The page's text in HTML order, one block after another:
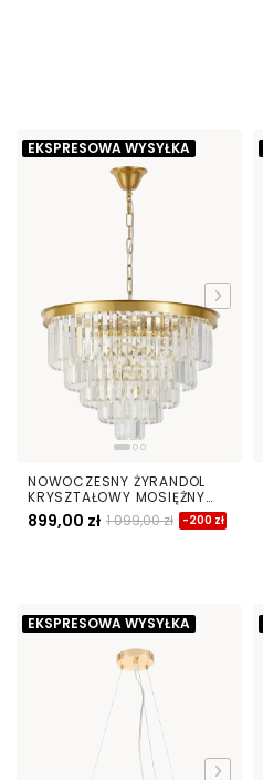
EKSPRESOWA WYSYŁKA
NOWOCZESNY ŻYRANDOL
KRYSZTAŁOWY MOSIĘŻNY
CAPRIA D50
899,00 zł 1 099,00 zł -200 zł
EKSPRESOWA WYSYŁKA